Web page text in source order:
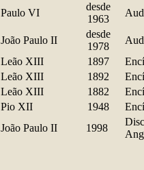
Paulo VI
desde
1963
João Paulo II
desde
1978
Leão XIII 1897
Leão XIII 1892
Leão XIII 1882
Pio XII 1948
João Paulo II 1998